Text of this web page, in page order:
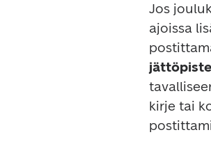
Jos
ajoissa
kirje tai